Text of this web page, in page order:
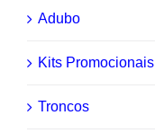
Adubo
Kits Promocionais
Troncos